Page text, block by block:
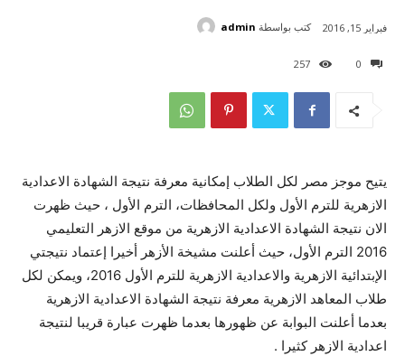
0
257
فبراير 15, 2016 كتب بواسطة admin
يتيح موجز مصر لكل الطلاب إمكانية معرفة نتيجة الشهادة الاعدادية
الازهرية للترم الأول ولكل المحافظات، الترم الأول ، حيث ظهرت
الان نتيجة الشهادة الاعدادية الازهرية من موقع الازهر التعليمي
2016 الترم الأول، حيث أعلنت مشيخة الأزهر أخيرا إعتماد نتيجتي
الإبتدائية الازهرية والاعدادية الازهرية للترم الأول 2016، ويمكن لكل
طلاب المعاهد الازهرية معرفة نتيجة الشهادة الاعدادية الازهرية
بعدما أعلنت البوابة عن ظهورها بعدما ظهرت عبارة قريبا لنتيجة
اعدادية الازهر كثيرا .